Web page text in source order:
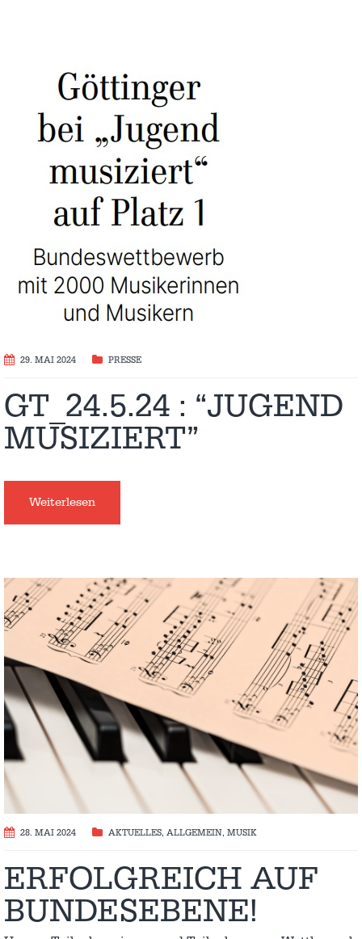
29. MAI 2024 PRESSE
GT_24.5.24 : “JUGEND
MUSIZIERT”
Weiterlesen
28. MAI 2024 AKTUELLES, ALLGEMEIN, MUSIK
ERFOLGREICH AUF
BUNDESEBENE!